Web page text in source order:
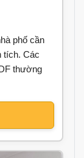
phố cần
tích. Các
thường